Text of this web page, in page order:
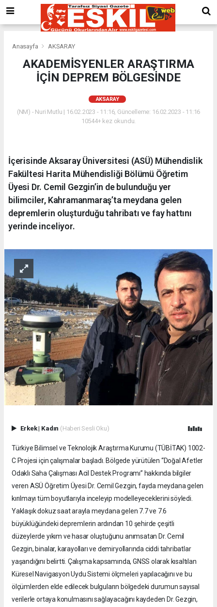
Anasayfa AKSARAY
AKADEMİSYENLER ARAŞTIRMA
İÇİN DEPREM BÖLGESİNDE
AKSARAY
(NM) - Nuri Mutlu | 16.02.2023 - 11:16, Güncelleme: 16.02.2023 - 11:16
10544+ kez okundu.
İçerisinde Aksaray Üniversitesi (ASÜ) Mühendislik
Fakültesi Harita Mühendisliği Bölümü Öğretim
Üyesi Dr. Cemil Gezgin’in de bulunduğu yer
bilimciler, Kahramanmaraş’ta meydana gelen
depremlerin oluşturduğu tahribatı ve fay hattını
yerinde inceliyor.
Erkek| Kadın (Haberi Sesli Oku)
Türkiye Bilimsel ve Teknolojik Araştırma Kurumu (TÜBİTAK) 1002-
C Projesi için çalışmalar başladı. Bölgede yürütülen “Doğal Afetler
Odaklı Saha Çalışması Acil Destek Programı” hakkında bilgiler
veren ASÜ Öğretim Üyesi Dr. Cemil Gezgin, fayda meydana gelen
kırılmayı tüm boyutlarıyla inceleyip modelleyeceklerini söyledi.
Yaklaşık dokuz saat arayla meydana gelen 7.7 ve 7.6
büyüklüğündeki depremlerin ardından 10 şehirde çeşitli
düzeylerde yıkım ve hasar oluştuğunu anımsatan Dr. Cemil
Gezgin, binalar, karayolları ve demiryollarında ciddi tahribatlar
yaşandığını belirtti. Çalışma kapsamında, GNSS olarak kısaltılan
Küresel Navigasyon Uydu Sistemi ölçmeleri yapılacağını ve bu
ölçümlerden elde edilecek bulguların bölgedeki durumun sayısal
verilerle ortaya konulmasını sağlayacağını kaydeden Dr. Gezgin,